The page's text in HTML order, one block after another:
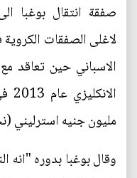
صفقة انتقال بوغبا
لاغلى الصفقات الكروية
الاسباني حين تعاقد
مليون جنيه استرليني (نحو 100 مليون
وقال بوغبا بدوره "انه